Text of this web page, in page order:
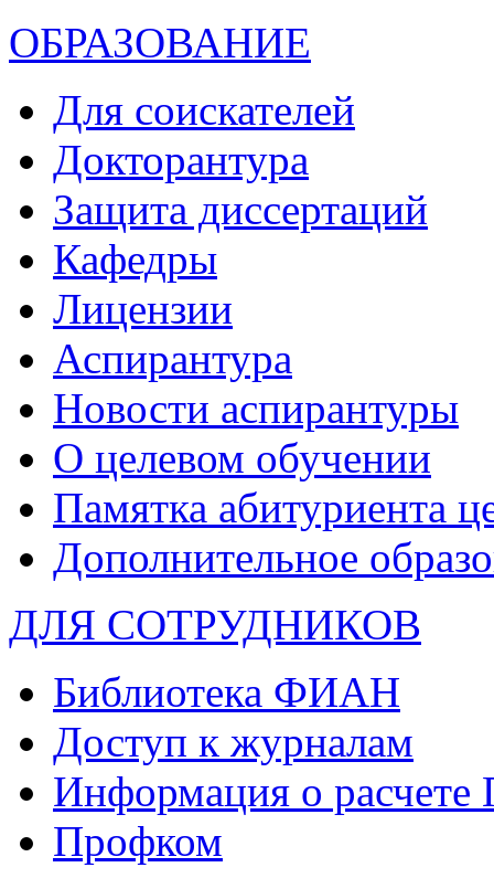
ОБРАЗОВАНИЕ
Для соискателей
Докторантура
Защита диссертаций
Кафедры
Лицензии
Аспирантура
Новости аспирантуры
О целевом обучении
Памятка абитуриента
Дополнительное
ДЛЯ СОТРУДНИКОВ
Библиотека ФИАН
Доступ к журналам
Информация о
Профком